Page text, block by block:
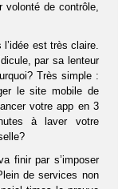
volonté de contrôle,
est très claire.
par sa lenteur
Très simple :
le site mobile de
votre app en 3
à laver votre
finir par s’imposer
de services non